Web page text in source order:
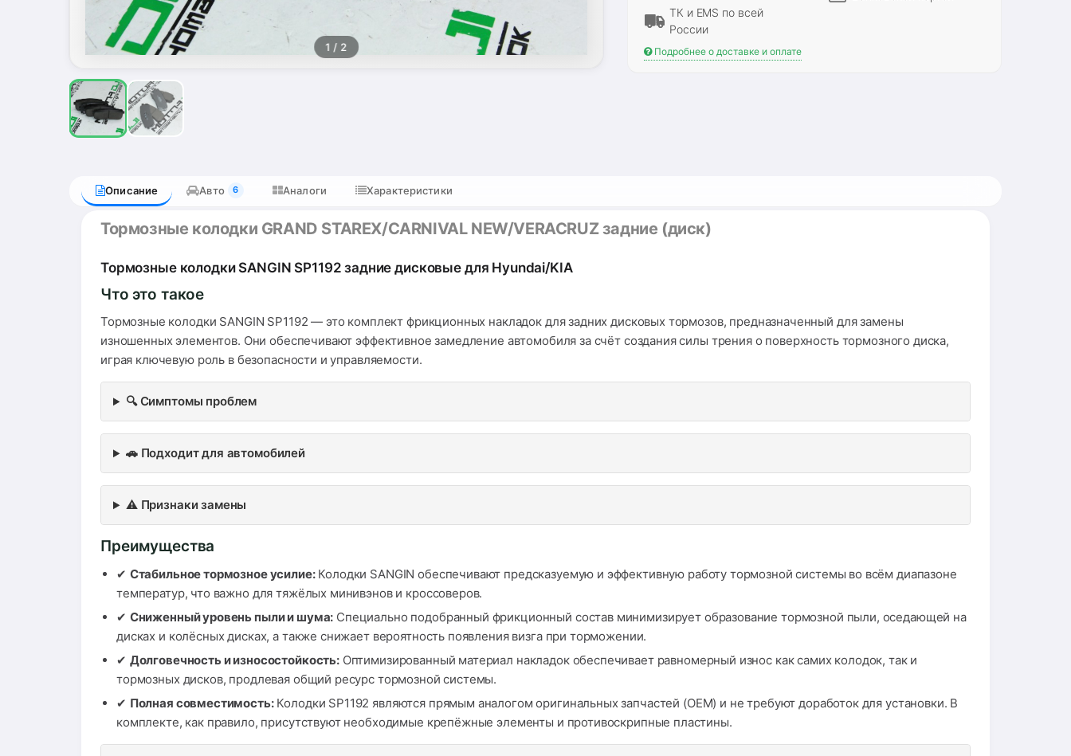
1 / 2
ТК и EMS по всей
России
Подробнее о доставке и оплате
Описание Авто 6 Аналоги Характеристики
Тормозные колодки GRAND STAREX/CARNIVAL NEW/VERACRUZ задние (диск)
Тормозные колодки SANGIN SP1192 задние дисковые для Hyundai/KIA
Что это такое
Тормозные колодки SANGIN SP1192 — это комплект фрикционных накладок для задних дисковых тормозов, предназначенный для замены
изношенных элементов. Они обеспечивают эффективное замедление автомобиля за счёт создания силы трения о поверхность тормозного диска,
играя ключевую роль в безопасности и управляемости.
🔍 Симптомы проблем
🚗 Подходит для автомобилей
⚠️ Признаки замены
Преимущества
✔ Стабильное тормозное усилие:Колодки SANGIN обеспечивают предсказуемую и эффективную работу тормозной системы во всём диапазоне
температур, что важно для тяжёлых минивэнов и кроссоверов.
✔ Сниженный уровень пыли и шума: Специально подобранный фрикционный состав минимизирует образование тормозной пыли, оседающей на
дисках и колёсных дисках, а также снижает вероятность появления визга при торможении.
✔ Долговечность и износостойкость:Оптимизированный материал накладок обеспечивает равномерный износ как самих колодок, так и
тормозных дисков, продлевая общий ресурс тормозной системы.
✔ Полная совместимость:Колодки SP1192 являются прямым аналогом оригинальных запчастей (OEM) и не требуют доработок для установки. В
комплекте, как правило, присутствуют необходимые крепёжные элементы и противоскрипные пластины.